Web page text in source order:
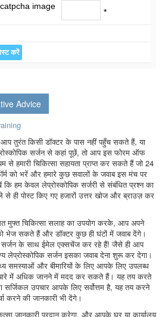
*
Advice
तुरंत किसी डॉक्टर के पास नहीं पहुँच सकते हैं, या
सर्जन से कहां पूछें, तो आप इस फोरम ऑफ
से हमारी चिकित्सा सहायता प्राप्त कर सकते हैं जो 24
को भरें और हमारे कुछ सवालों के जवाब इस मंच पर
कि हम केवल लेप्रोस्कोपिक सर्जरी से संबंधित प्रश्न का
ही पोस्ट किए गए हजारों उत्तर खोज और ब्राउज़ कर
मुफ्त चिकित्सा सलाह का उपयोग करके, आप अपने
भेज सकते हैं और डॉक्टर कुछ ही घंटों में जवाब देंगे।
के साथ ईमेल एक्सचेंज कर रहे हैं! जैसे ही आप
लेप्रोस्कोपिक सर्जन इसका जवाब देना शुरू कर देगा।
समस्याओं और बीमारियों के लिए आपके लिए उपलब्ध
बारे में अधिक जानने में मदद कर सकते हैं। यह तय करते
उपचार आपके लिए सर्वोत्तम है, यह तय करने
करने की जानकारी भी देंगे।
जानकारी प्रदान करेगा, और आपके घर या कार्यालय